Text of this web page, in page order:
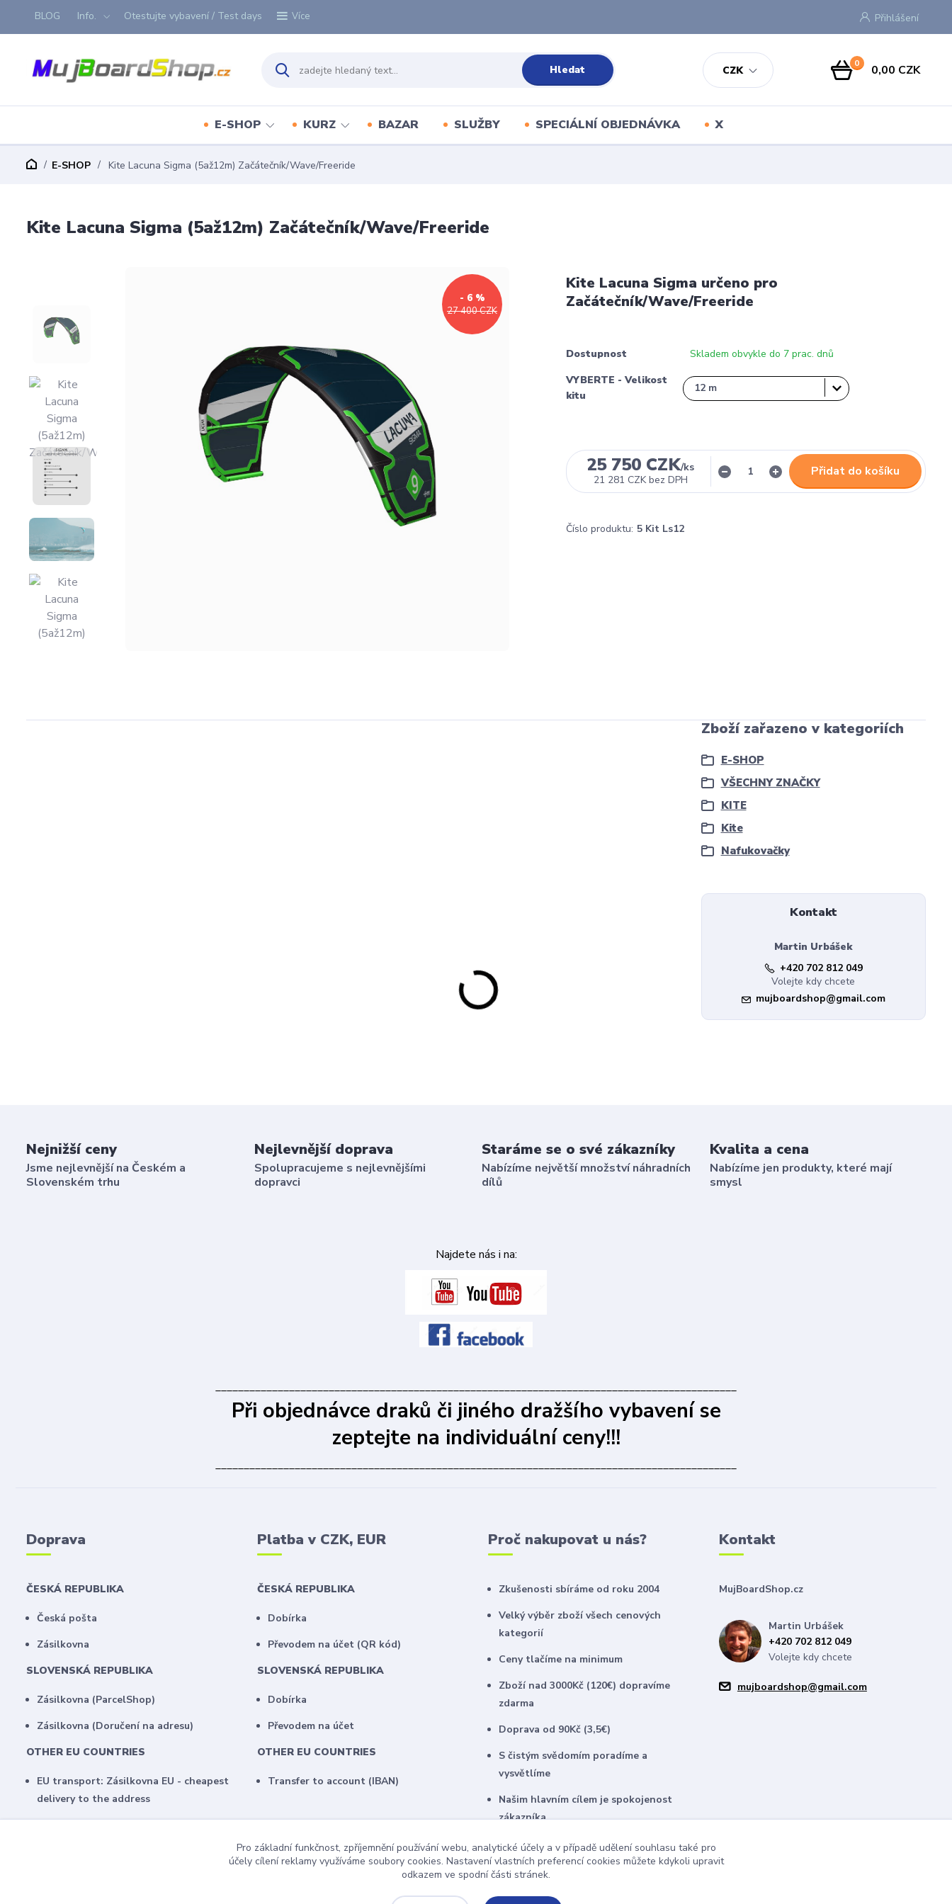
BLOG Info. Otestujte vybavení / Test days Více
CZK
Přihlášení
Hledat 0 0,00 CZK
E-SHOP KURZ BAZAR SLUŽBY SPECIÁLNÍ OBJEDNÁVKA X
E-SHOP Kite Lacuna Sigma (5až12m) Začátečník/Wave/Freeride
Kite Lacuna Sigma (5až12m) Začátečník/Wave/Freeride
27 400 CZK
- 6 %
Kite Lacuna Sigma určeno pro
Začátečník/Wave/Freeride
Dostupnost
Skladem obvykle do 7 prac. dnů
VYBERTE - Velikost
kitu
25 750 CZK/ks
21 281 CZK bez DPH
Přidat do košíku
Číslo produktu: 5 Kit Ls12
Zboží zařazeno v kategoriích
E-SHOP
VŠECHNY ZNAČKY
KITE
Kite
Nafukovačky
Kontakt
Martin Urbášek
+420 702 812 049
Volejte kdy chcete
mujboardshop@gmail.com
Nejnižší ceny
Jsme nejlevnější na Českém a
Slovenském trhu
Nejlevnější doprava
Spolupracujeme s nejlevnějšími
dopravci
Staráme se o své zákazníky
Nabízíme největší množství náhradních
dílů
Kvalita a cena
Nabízíme jen produkty, které mají
smysl
Najdete nás i na:
____________________________________________________________________________________________
Při objednávce draků či jiného dražšího vybavení se
zeptejte na individuální ceny!!!
____________________________________________________________________________________________
Doprava
ČESKÁ REPUBLIKA
Česká pošta
Zásilkovna
SLOVENSKÁ REPUBLIKA
Zásilkovna (ParcelShop)
Zásilkovna (Doručení na adresu)
OTHER EU COUNTRIES
EU transport: Zásilkovna EU - cheapest
delivery to the address
Platba v CZK, EUR
ČESKÁ REPUBLIKA
Dobírka
Převodem na účet (QR kód)
SLOVENSKÁ REPUBLIKA
Dobírka
Převodem na účet
OTHER EU COUNTRIES
Transfer to account (IBAN)
Proč nakupovat u nás?
Zkušenosti sbíráme od roku 2004
Velký výběr zboží všech cenových
kategorií
Ceny tlačíme na minimum
Zboží nad 3000Kč (120€) dopravíme
zdarma
Doprava od 90Kč (3,5€)
S čistým svědomím poradíme a
vysvětlíme
Našim hlavním cílem je spokojenost
zákazníka
U našich stálých klientů nabízíme
zajímavé individuální ceny
Kontakt
MujBoardShop.cz
Martin Urbášek
+420 702 812 049
Volejte kdy chcete
mujboardshop@gmail.com
Pro základní funkčnost, zpříjemnění používání webu, analytické účely a v případě udělení souhlasu také pro
účely cílení reklamy využíváme soubory cookies. Nastavení vlastních preferencí cookies můžete kdykoli upravit
odkazem ve spodní části stránek.